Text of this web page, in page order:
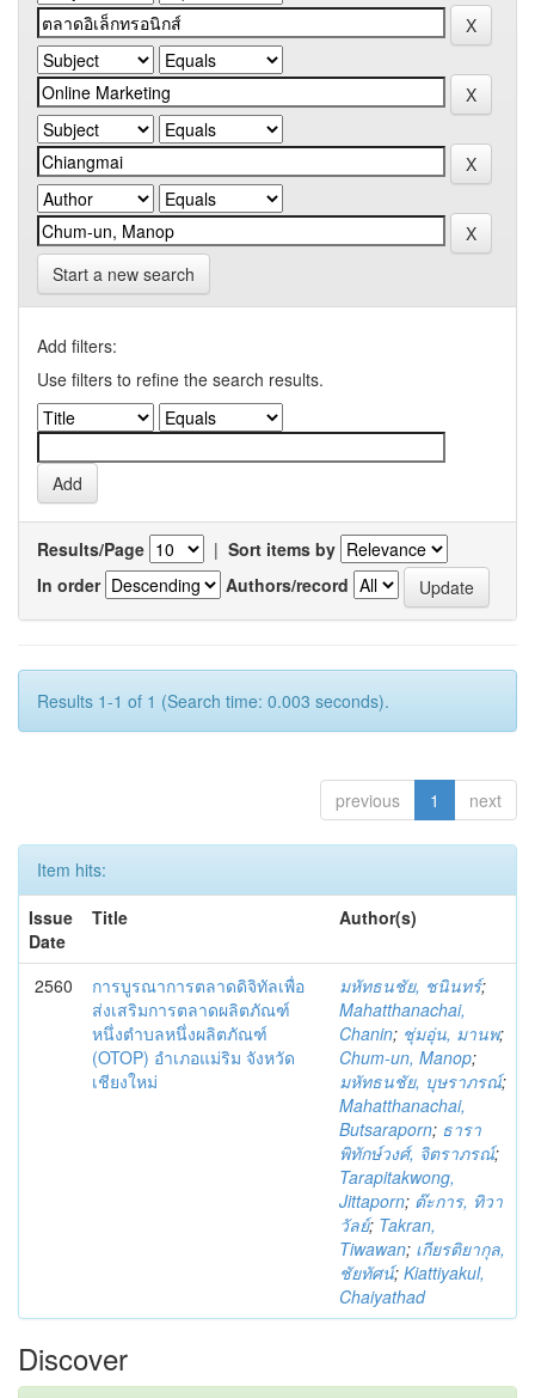
Start a new search
Add filters:
Use filters to refine the search results.
Results/Page | Sort items by
In order
Authors/record
Results 1-1 of 1 (Search time: 0.003 seconds).
previous 1 next
Item hits:
Issue
Date
Title Author(s)
2560
การบูรณาการตลาดดิจิทัลเพื่อ
ส่งเสริมการตลาดผลิตภัณฑ์
หนึ่งตำบลหนึ่งผลิตภัณฑ์
(OTOP) อำเภอแม่ริม จังหวัด
เชียงใหม่
มหัทธนชัย, ชนินทร์;
Mahatthanachai,
Chanin; ชุ่มอุ่น, มานพ;
Chum-un, Manop;
มหัทธนชัย, บุษราภรณ์;
Mahatthanachai,
Butsaraporn; ธารา
พิทักษ์วงศ์, จิตราภรณ์;
Tarapitakwong,
Jittaporn; ต๊ะการ, ทิวา
วัลย์; Takran,
Tiwawan; เกียรติยากุล,
ชัยทัศน์; Kiattiyakul,
Chaiyathad
Discover